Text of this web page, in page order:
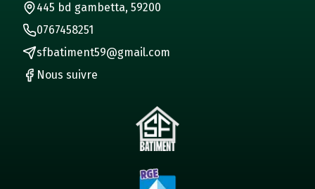
445 bd gambetta, 59200
0767458251
sfbatiment59@gmail.com
Nous suivre